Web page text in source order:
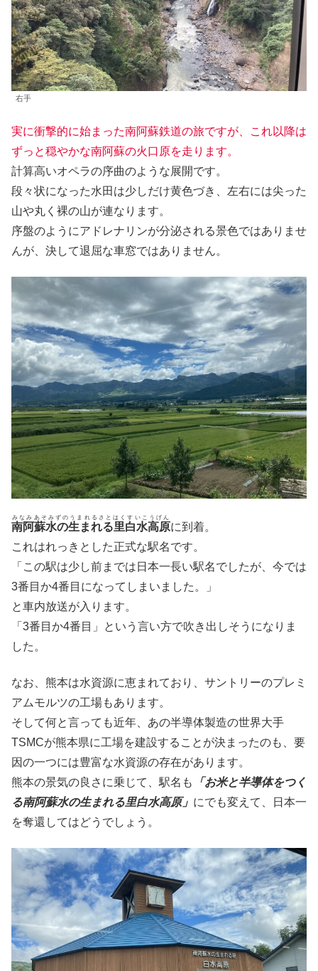
右手
実に衝撃的に始まった南阿蘇鉄道の旅ですが、これ以降は
ずっと穏やかな南阿蘇の火口原を走ります。
計算高いオペラの序曲のような展開です。
段々状になった水田は少しだけ黄色づき、左右には尖った
山や丸く裸の山が連なります。
序盤のようにアドレナリンが分泌される景色ではありませ
んが、決して退屈な車窓ではありません。
南阿蘇水の生まれる里白水高原
みなみあそみずのうまれるさとはくすいこうげん
に到着。
これはれっきとした正式な駅名です。
「この駅は少し前までは日本一長い駅名でしたが、今では
3番目か4番目になってしまいました。」
と車内放送が入ります。
「3番目か4番目」という言い方で吹き出しそうになりま
した。
なお、熊本は水資源に恵まれており、サントリーのプレミ
アムモルツの工場もあります。
そして何と言っても近年、あの半導体製造の世界大手
TSMCが熊本県に工場を建設することが決まったのも、要
因の一つには豊富な水資源の存在があります。
熊本の景気の良さに乗じて、駅名も
「お米と半導体をつく
る南阿蘇水の生まれる里白水高原」 にでも変えて、日本一
を奪還してはどうでしょう。